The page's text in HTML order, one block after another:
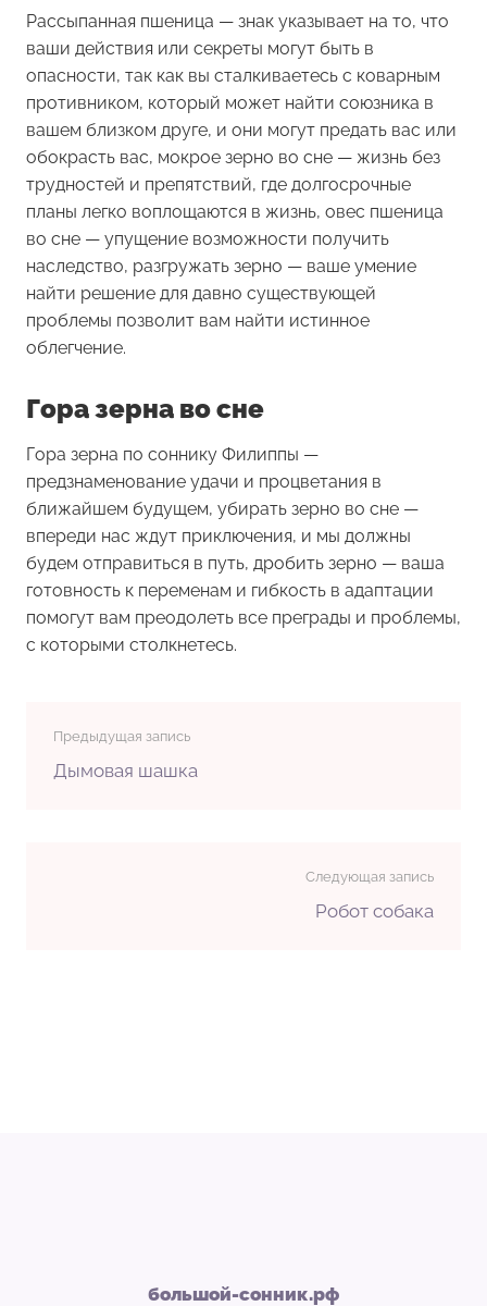
Рассыпанная пшеница — знак указывает на то, что
ваши действия или секреты могут быть в
опасности, так как вы сталкиваетесь с коварным
противником, который может найти союзника в
вашем близком друге, и они могут предать вас или
обокрасть вас, мокрое зерно во сне — жизнь без
трудностей и препятствий, где долгосрочные
планы легко воплощаются в жизнь, овес пшеница
во сне — упущение возможности получить
наследство, разгружать зерно — ваше умение
найти решение для давно существующей
проблемы позволит вам найти истинное
облегчение.
Гора зерна во сне
Гора зерна по соннику Филиппы —
предзнаменование удачи и процветания в
ближайшем будущем, убирать зерно во сне —
впереди нас ждут приключения, и мы должны
будем отправиться в путь, дробить зерно — ваша
готовность к переменам и гибкость в адаптации
помогут вам преодолеть все преграды и проблемы,
с которыми столкнетесь.
Предыдущая запись
Дымовая шашка
Следующая запись
Робот собака
большой-сонник.рф